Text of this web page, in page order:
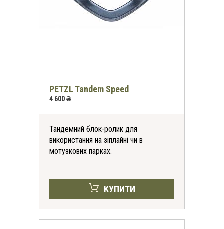
PETZL Tandem Speed
4 600 ₴
Тандемний блок-ролик для
використання на зіплайні чи в
мотузкових парках.
КУПИТИ